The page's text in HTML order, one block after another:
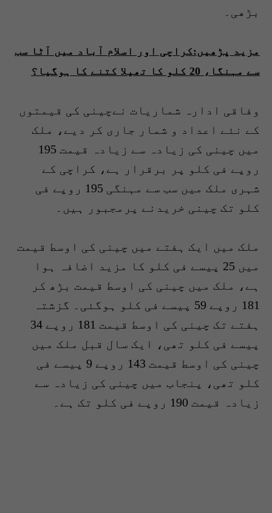
بڑھی۔
مزید پڑھیں:کراچی اور اسلام آباد میں آٹا سب
سے مہنگا، 20 کلو کا تھیلا کتنے کا ہوگیا؟
وفاقی ادارہ شماریات نےچینی کی قیمتوں
کے نئے اعداد و شمار جاری کر دیے، ملک
میں چینی کی زیادہ سے زیادہ قیمت 195
روپے فی کلو پر برقرار ہے، کراچی کے
شہری ملک میں سب سے مہنگی 195 روپے فی
کلو تک چینی خریدنے پرمجبور ہیں۔
ملک میں ایک ہفتے میں چینی کی اوسط قیمت
میں 25 پیسے فی کلو کا مزید اضافہ ہوا
ہے، ملک میں چینی کی اوسط قیمت بڑھ کر
181 روپے 59 پیسے فی کلو ہوگئی۔ گزشتہ
ہفتے تک چینی کی اوسط قیمت 181 روپے 34
پیسے فی کلو تھی، ایک سال قبل ملک میں
چینی کی اوسط قیمت 143 روپے 9 پیسے فی
کلو تھی، پنجاب میں چینی کی زیادہ سے
زیادہ قیمت 190 روپے فی کلو تک ہے۔